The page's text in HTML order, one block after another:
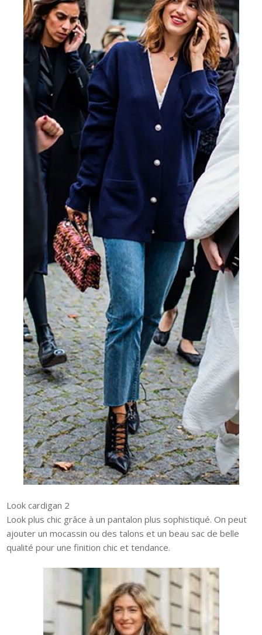
Look cardigan 2
Look plus chic grâce à un pantalon plus sophistiqué. On peut
ajouter un mocassin ou des talons et un beau sac de belle
qualité pour une finition chic et tendance.